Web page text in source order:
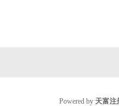
Powered by 天富注